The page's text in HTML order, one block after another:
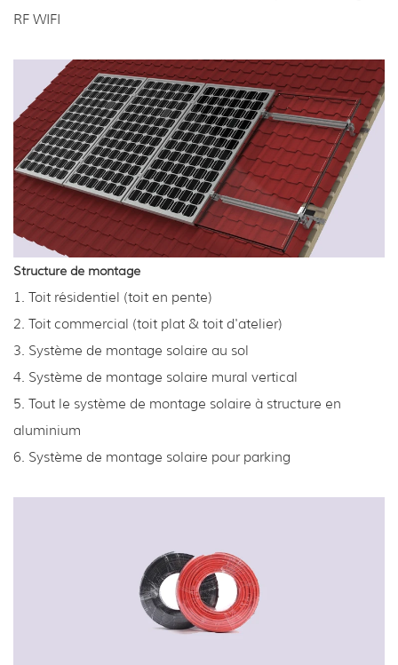
RF WIFI
Structure de montage
1. Toit résidentiel (toit en pente)
2. Toit commercial (toit plat & toit d'atelier)
3. Système de montage solaire au sol
4. Système de montage solaire mural vertical
5. Tout le système de montage solaire à structure en
aluminium
6. Système de montage solaire pour parking